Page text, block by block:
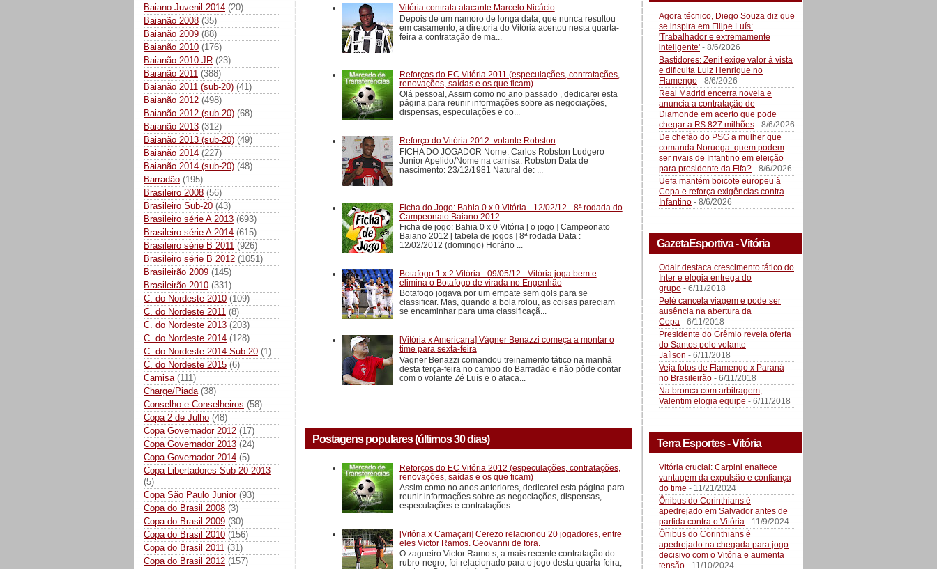
Baiano Juvenil 2014 (20)
Baianão 2008 (35)
Baianão 2009 (88)
Baianão 2010 (176)
Baianão 2010 JR (23)
Baianão 2011 (388)
Baianão 2011 (sub-20) (41)
Baianão 2012 (498)
Baianão 2012 (sub-20) (68)
Baianão 2013 (312)
Baianão 2013 (sub-20) (49)
Baianão 2014 (227)
Baianão 2014 (sub-20) (48)
Barradão (195)
Brasileiro 2008 (56)
Brasileiro Sub-20 (43)
Brasileiro série A 2013 (693)
Brasileiro série A 2014 (615)
Brasileiro série B 2011 (926)
Brasileiro série B 2012 (1051)
Brasileirão 2009 (145)
Brasileirão 2010 (331)
C. do Nordeste 2010 (109)
C. do Nordeste 2011 (8)
C. do Nordeste 2013 (203)
C. do Nordeste 2014 (128)
C. do Nordeste 2014 Sub-20 (1)
C. do Nordeste 2015 (6)
Camisa (111)
Charge/Piada (38)
Conselho e Conselheiros (58)
Copa 2 de Julho (48)
Copa Governador 2012 (17)
Copa Governador 2013 (24)
Copa Governador 2014 (5)
Copa Libertadores Sub-20 2013
(5)
Copa São Paulo Junior (93)
Copa do Brasil 2008 (3)
Copa do Brasil 2009 (30)
Copa do Brasil 2010 (156)
Copa do Brasil 2011 (31)
Copa do Brasil 2012 (157)
Vitória contrata atacante Marcelo Nicácio
Depois de um namoro de longa data, que nunca resultou
em casamento, a diretoria do Vitória acertou nesta quarta-
feira a contratação de ma...
Reforços do EC Vitória 2011 (especulações, contratações,
renovações, saídas e os que ficam)
Olá pessoal, Assim como no ano passado , dedicarei esta
página para reunir informações sobre as negociações,
dispensas, especulações e co...
Reforço do Vitória 2012: volante Robston
FICHA DO JOGADOR Nome: Carlos Robston Ludgero
Junior Apelido/Nome na camisa: Robston Data de
nascimento: 23/12/1981 Natural de: ...
Ficha do Jogo: Bahia 0 x 0 Vitória - 12/02/12 - 8ª rodada do
Campeonato Baiano 2012
Ficha de jogo: Bahia 0 x 0 Vitória [ o jogo ] Campeonato
Baiano 2012 [ tabela de jogos ] 8ª rodada Data :
12/02/2012 (domingo) Horário ...
Botafogo 1 x 2 Vitória - 09/05/12 - Vitória joga bem e
elimina o Botafogo de virada no Engenhão
Botafogo jogava por um empate sem gols para se
classificar. Mas, quando a bola rolou, as coisas pareciam
se encaminhar para uma classificaçã...
[Vitória x Americana] Vágner Benazzi começa a montar o
time para sexta-feira
Vagner Benazzi comandou treinamento tático na manhã
desta terça-feira no campo do Barradão e não pôde contar
com o volante Zé Luís e o ataca...
Postagens populares (últimos 30 dias)
Reforços do EC Vitória 2012 (especulações, contratações,
renovações, saídas e os que ficam)
Assim como no anos anteriores, dedicarei esta página para
reunir informações sobre as negociações, dispensas,
especulações e contratações...
[Vitória x Camaçari] Cerezo relacionou 20 jogadores, entre
eles Victor Ramos. Geovanni de fora.
O zagueiro Victor Ramo s, a mais recente contratação do
rubro-negro, foi relacionado para o jogo desta quarta-feira,
Agora técnico, Diego Souza diz que
se inspira em Filipe Luís:
'Trabalhador e extremamente
inteligente' - 8/6/2026
Bastidores: Zenit exige valor à vista
e dificulta Luiz Henrique no
Flamengo - 8/6/2026
Real Madrid encerra novela e
anuncia a contratação de
Diamonde em acerto que pode
chegar a R$ 827 milhões - 8/6/2026
De chefão do PSG a mulher que
comanda Noruega: quem podem
ser rivais de Infantino em eleição
para presidente da Fifa? - 8/6/2026
Uefa mantém boicote europeu à
Copa e reforça exigências contra
Infantino - 8/6/2026
GazetaEsportiva - Vitória
Odair destaca crescimento tático do
Inter e elogia entrega do
grupo - 6/11/2018
Pelé cancela viagem e pode ser
ausência na abertura da
Copa - 6/11/2018
Presidente do Grêmio revela oferta
do Santos pelo volante
Jaílson - 6/11/2018
Veja fotos de Flamengo x Paraná
no Brasileirão - 6/11/2018
Na bronca com arbitragem,
Valentim elogia equipe - 6/11/2018
Terra Esportes - Vitória
Vitória crucial: Carpini enaltece
vantagem da expulsão e confiança
do time - 11/21/2024
Ônibus do Corinthians é
apedrejado em Salvador antes de
partida contra o Vitória - 11/9/2024
Ônibus do Corinthians é
apedrejado na chegada para jogo
decisivo com o Vitória e aumenta
tensão - 11/10/2024